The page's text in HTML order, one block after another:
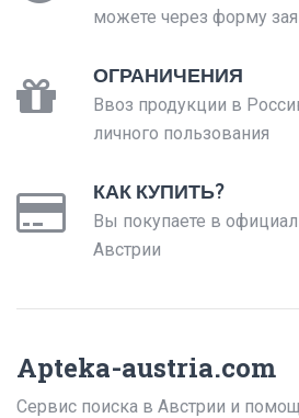
можете через форму
ОГРАНИЧЕНИЯ
Ввоз продукции в
личного пользования
КАК КУПИТЬ?
Вы покупаете в
Австрии
Apteka-austria.com
Сервис поиска в Австрии и